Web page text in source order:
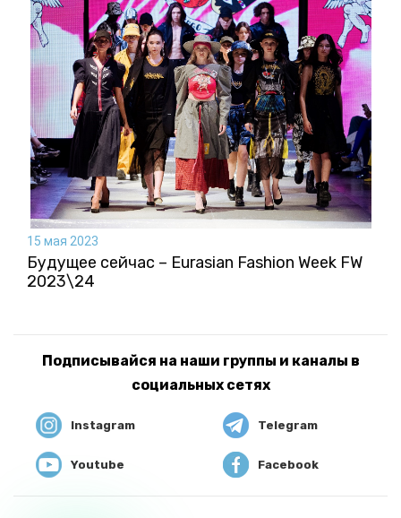
15 мая 2023
Будущее сейчас – Eurasian Fashion Week FW
2023\24
Подписывайся на наши группы и каналы в
социальных сетях
Instagram Telegram
Youtube Facebook